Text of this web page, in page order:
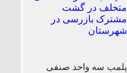
پلمب سه واحد صنفی